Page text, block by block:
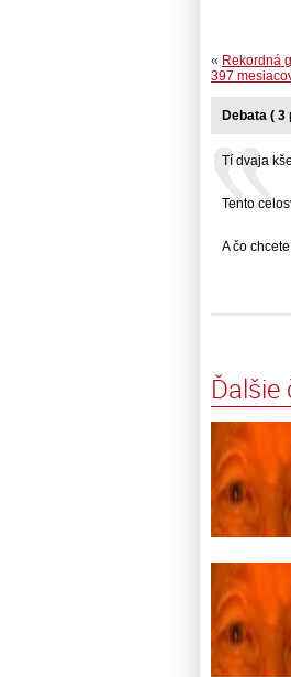
« Rekordná
397
Debata (
Tí dvaja
Tento
A čo